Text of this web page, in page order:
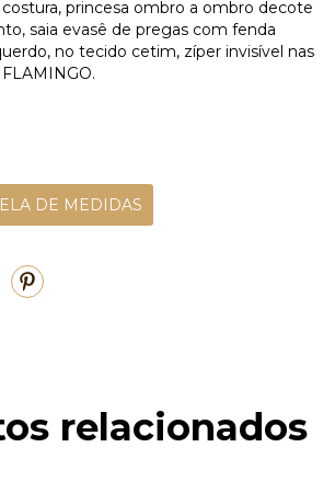
princesa ombro a ombro decote
saia evasê de pregas com fenda
no tecido cetim, zíper invisível nas
DE MEDIDAS
relacionados